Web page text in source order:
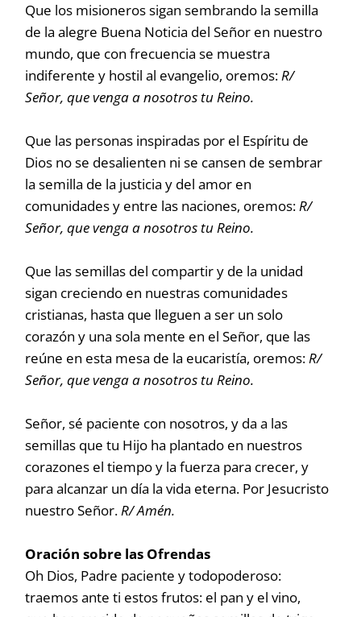
Que los misioneros sigan sembrando la semilla
de la alegre Buena Noticia del Señor en nuestro
mundo, que con frecuencia se muestra
indiferente y hostil al evangelio, oremos:R/
Señor, que venga a nosotros tu Reino.
Que las personas inspiradas por el Espíritu de
Dios no se desalienten ni se cansen de sembrar
la semilla de la justicia y del amor en
comunidades y entre las naciones, oremos:R/
Señor, que venga a nosotros tu Reino.
Que las semillas del compartir y de la unidad
sigan creciendo en nuestras comunidades
cristianas, hasta que lleguen a ser un solo
corazón y una sola mente en el Señor, que las
reúne en esta mesa de la eucaristía, oremos:R/
Señor, que venga a nosotros tu Reino.
Señor, sé paciente con nosotros, y da a las
semillas que tu Hijo ha plantado en nuestros
corazones el tiempo y la fuerza para crecer, y
para alcanzar un día la vida eterna. Por Jesucristo
nuestro Señor.R/ Amén.
Oración sobre las Ofrendas
Oh Dios, Padre paciente y todopoderoso:
traemos ante ti estos frutos: el pan y el vino,